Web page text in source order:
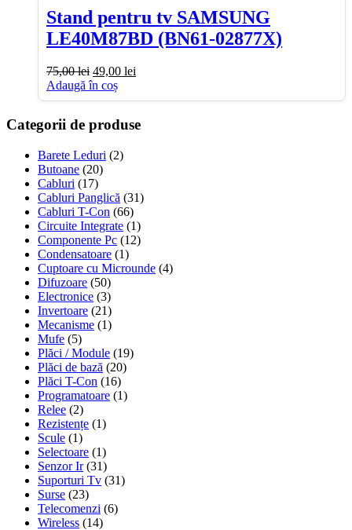
Stand pentru tv SAMSUNG
LE40M87BD (BN61-02877X)
75,00lei Prețul
inițial
a
75,00 lei.
49,00 lei
este:
Adaugă în coș
Categorii de produse
Barete Leduri (2)
Butoane (20)
Cabluri (17)
Cabluri Panglică (31)
Cabluri T-Con (66)
Circuite Integrate (1)
Componente Pc (12)
Condensatoare (1)
Cuptoare cu Microunde (4)
Difuzoare (50)
Electronice (3)
Invertoare (21)
Mecanisme (1)
Mufe (5)
Plăci / Module (19)
Plăci de bază (20)
Plăci T-Con (16)
Programatoare (1)
Relee (2)
Rezistențe (1)
Scule (1)
Selectoare (1)
Senzor Ir (31)
Suporturi Tv (31)
Surse (23)
Telecomenzi (6)
Wireless (14)